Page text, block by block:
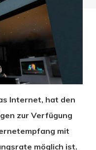
Internet, hat den
zur Verfügung
mit
möglich ist.